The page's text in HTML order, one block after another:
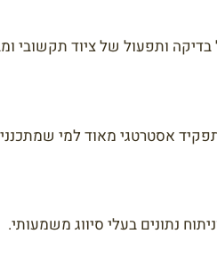
ותפעול של ציוד תקשובי
אסטרטגי מאוד למי
נתונים בעלי סיווג משמעותי.